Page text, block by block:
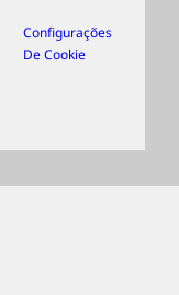
Configurações
De Cookie